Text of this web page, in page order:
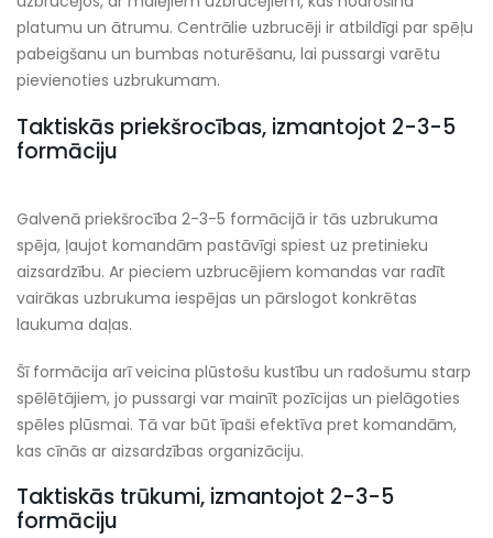
platumu un ātrumu. Centrālie uzbrucēji ir atbildīgi par spēļu
pabeigšanu un bumbas noturēšanu, lai pussargi varētu
pievienoties uzbrukumam.
Taktiskās priekšrocības, izmantojot 2-3-5
formāciju
Galvenā priekšrocība 2-3-5 formācijā ir tās uzbrukuma
spēja, ļaujot komandām pastāvīgi spiest uz pretinieku
aizsardzību. Ar pieciem uzbrucējiem komandas var radīt
vairākas uzbrukuma iespējas un pārslogot konkrētas
laukuma daļas.
Šī formācija arī veicina plūstošu kustību un radošumu starp
spēlētājiem, jo pussargi var mainīt pozīcijas un pielāgoties
spēles plūsmai. Tā var būt īpaši efektīva pret komandām,
kas cīnās ar aizsardzības organizāciju.
Taktiskās trūkumi, izmantojot 2-3-5
formāciju